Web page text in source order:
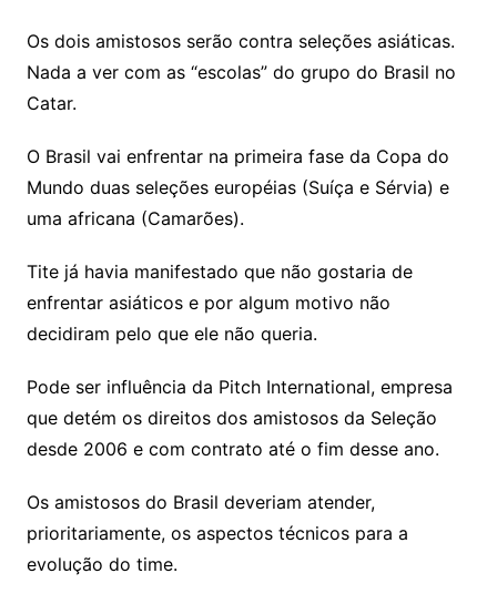
Os dois amistosos serão contra seleções asiáticas.
Nada a ver com as “escolas” do grupo do Brasil no
Catar.
O Brasil vai enfrentar na primeira fase da Copa do
Mundo duas seleções européias (Suíça e Sérvia) e
uma africana (Camarões).
Tite já havia manifestado que não gostaria de
enfrentar asiáticos e por algum motivo não
decidiram pelo que ele não queria.
Pode ser influência da Pitch International, empresa
que detém os direitos dos amistosos da Seleção
desde 2006 e com contrato até o fim desse ano.
Os amistosos do Brasil deveriam atender,
prioritariamente, os aspectos técnicos para a
evolução do time.